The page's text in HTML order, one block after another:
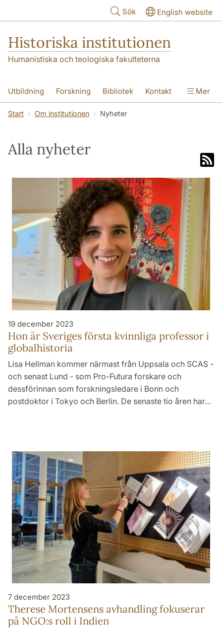
Sök English website
Historiska institutionen
Humanistiska och teologiska fakulteterna
Utbildning Forskning Bibliotek Kontakt
Om institutionen
Mer
Start Om institutionen Nyheter
Alla nyheter
19 december 2023
Hon är Sveriges första kvinnliga professor i
globalhistoria
Lisa Hellman kommer närmast från Uppsala och SCAS -
och senast Lund - som Pro-Futura forskare och
dessförinnan som forskningsledare i Bonn och
postdoktor i Tokyo och Berlin. De senaste tio åren har…
7 december 2023
Therese Mortensens avhandling fokuserar
på NGO:s roll i Indien